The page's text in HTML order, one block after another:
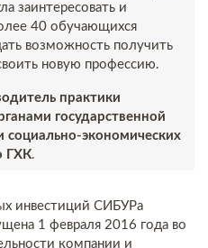
заинтересовать и
40 обучающихся
возможность получить
новую профессию.
практики
государственной
социально-экономических
ГХК.
инвестиций СИБУРа
1 февраля 2016 года во
компании и